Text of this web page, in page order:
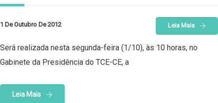
1 De Outubro De 2012 Leia Mais
Será realizada nesta segunda-feira (1/10), às 10 horas, no
Gabinete da Presidência do TCE-CE, a
Leia Mais